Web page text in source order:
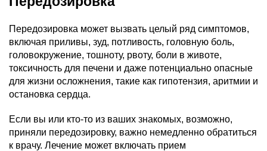
Передозировка может вызвать целый ряд симптомов,
включая приливы, зуд, потливость, головную боль,
головокружение, тошноту, рвоту, боли в животе,
токсичность для печени и даже потенциально опасные
для жизни осложнения, такие как гипотензия, аритмии и
остановка сердца.
Если вы или кто-то из ваших знакомых, возможно,
приняли передозировку, важно немедленно обратиться
к врачу. Лечение может включать прием